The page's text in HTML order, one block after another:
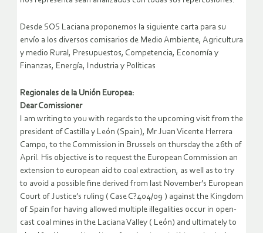
Desde SOS Laciana proponemos la siguiente carta para su
envío a los diversos comisarios de Medio Ambiente, Agricultura
y medio Rural, Presupuestos, Competencia, Economía y
Finanzas, Energía, Industria y Políticas
Regionales de la Unión Europea:
Dear Comissioner
I am writing to you with regards to the upcoming visit from the
president of Castilla y León (Spain), Mr Juan Vicente Herrera
Campo, to the Commission in Brussels on thursday the 26th of
April. His objective is to request the European Commission an
extension to european aid to coal extraction, as well as to try
to avoid a possible fine derived from last November’s European
Court of Justice’s ruling ( Case C?404/09 ) against the Kingdom
of Spain for having allowed multiple illegalities occur in open-
cast coal mines in the Laciana Valley ( León) and ultimately to